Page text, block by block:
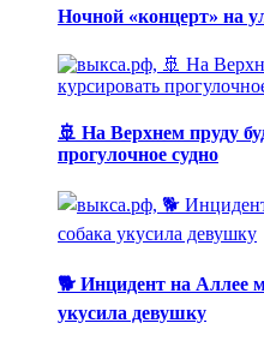
Ночной «концерт» на
🚢 На Верхнем пруду
прогулочное судно
🐕 Инцидент на Аллее
укусила девушку